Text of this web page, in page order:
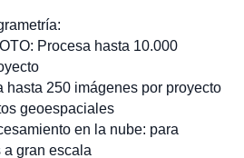
Procesa hasta 10.000
hasta 250 imágenes por proyecto
geoespaciales
en la nube: para
gran escala